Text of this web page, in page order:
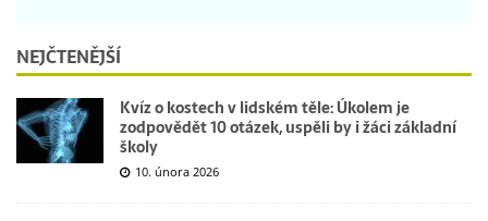
NEJČTENĚJŠÍ
Kvíz o kostech v lidském těle: Úkolem je
zodpovědět 10 otázek, uspěli by i žáci základní
školy
10. února 2026